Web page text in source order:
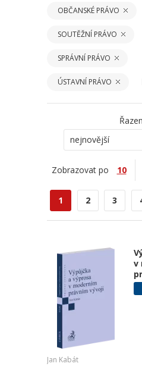
OBČANSKÉ PRÁVO
SOUTĚŽNÍ PRÁVO
SPRÁVNÍ PRÁVO
ÚSTAVNÍ PRÁVO
nejnovější
Zobrazovat po 10
1 2 3
v
Jan Kabát